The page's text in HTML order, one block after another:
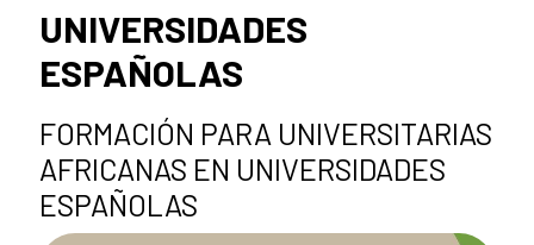
UNIVERSIDADES
ESPAÑOLAS
FORMACIÓN PARA UNIVERSITARIAS
AFRICANAS EN UNIVERSIDADES
ESPAÑOLAS